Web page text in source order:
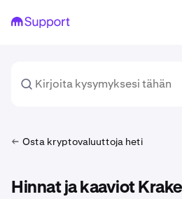
Osta kryptovaluuttoja heti
Hinnat ja kaaviot